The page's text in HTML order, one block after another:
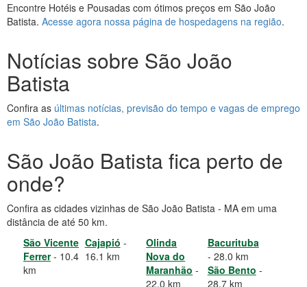
Encontre Hotéis e Pousadas com ótimos preços em São João
Batista. Acesse agora nossa página de hospedagens na região.
Notícias sobre São João
Batista
Confira as últimas notícias, previsão do tempo e vagas de emprego
em São João Batista.
São João Batista fica perto de
onde?
Confira as cidades vizinhas de São João Batista - MA em uma
distância de até 50 km.
São Vicente
Ferrer- 10.4
km
Cajapió -
16.1 km
Olinda
Nova do
Maranhão -
22.0 km
Bacurituba
- 28.0 km
São Bento -
28.7 km